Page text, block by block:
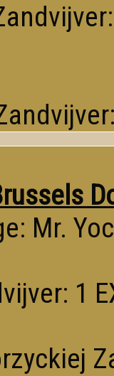
Mr.
1